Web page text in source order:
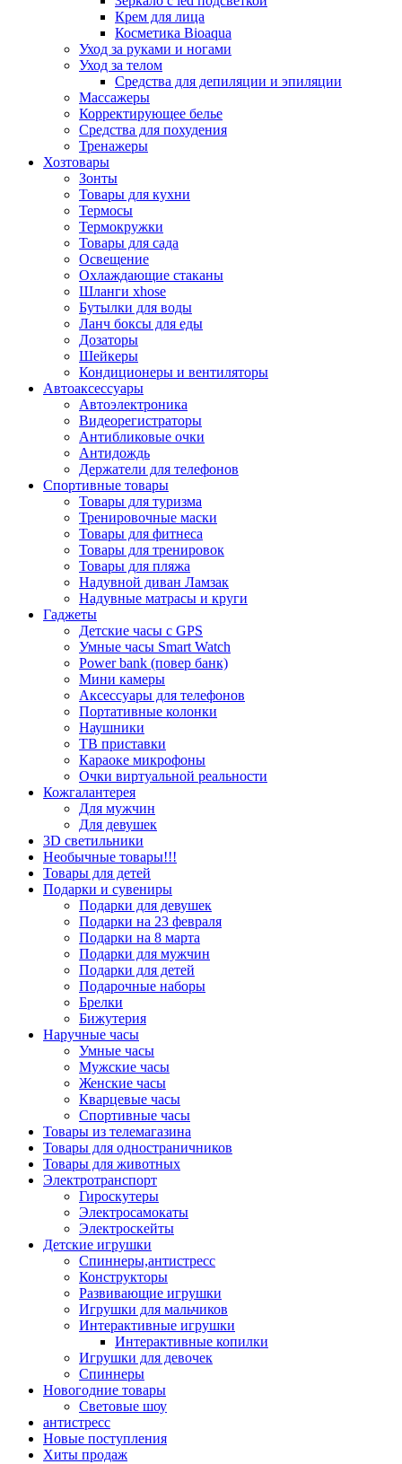
Крем для лица
Косметика Bioaqua
Уход за руками и ногами
Уход за телом
Средства для депиляции и эпиляции
Массажеры
Корректирующее белье
Средства для похудения
Тренажеры
Хозтовары
Зонты
Товары для кухни
Термосы
Термокружки
Товары для сада
Освещение
Охлаждающие стаканы
Шланги xhose
Бутылки для воды
Ланч боксы для еды
Дозаторы
Шейкеры
Кондиционеры и вентиляторы
Автоаксессуары
Автоэлектроника
Видеорегистраторы
Антибликовые очки
Антидождь
Держатели для телефонов
Спортивные товары
Товары для туризма
Тренировочные маски
Товары для фитнеса
Товары для тренировок
Товары для пляжа
Надувной диван Ламзак
Надувные матрасы и круги
Гаджеты
Детские часы с GPS
Умные часы Smart Watch
Power bank (повер банк)
Мини камеры
Аксессуары для телефонов
Портативные колонки
Наушники
ТВ приставки
Караоке микрофоны
Очки виртуальной реальности
Кожгалантерея
Для мужчин
Для девушек
3D светильники
Необычные товары!!!
Товары для детей
Подарки и сувениры
Подарки для девушек
Подарки на 23 февраля
Подарки на 8 марта
Подарки для мужчин
Подарки для детей
Подарочные наборы
Брелки
Бижутерия
Наручные часы
Умные часы
Мужские часы
Женские часы
Кварцевые часы
Спортивные часы
Товары из телемагазина
Товары для одностраничников
Товары для животных
Электротранспорт
Гироскутеры
Электросамокаты
Электроскейты
Детские игрушки
Спиннеры,антистресс
Конструкторы
Развивающие игрушки
Игрушки для мальчиков
Интерактивные игрушки
Интерактивные копилки
Игрушки для девочек
Спиннеры
Новогодние товары
Световые шоу
антистресс
Новые поступления
Хиты продаж